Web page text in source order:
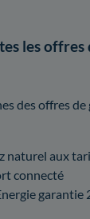
les offres
des offres de
naturel aux
connecté
garantie